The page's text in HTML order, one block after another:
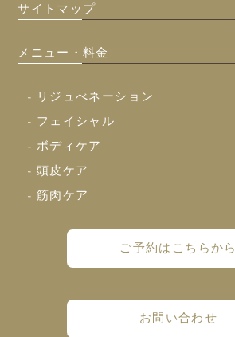
サイトマップ
メニュー・料金
- リジュべネーション
- フェイシャル
- ボディケア
- 頭皮ケア
- 筋肉ケア
ご予約はこちらから
お問い合わせ